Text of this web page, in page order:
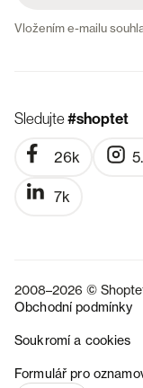
Vložením e-mailu
Sledujte#shoptet
26k
7k
2008–2026 ©
Obchodní podmínky
Soukromí a cookies
Formulář pro